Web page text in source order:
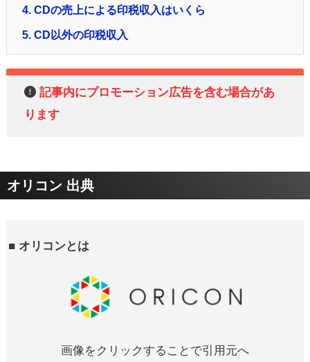
4. CDの売上による印税収入はいくら
5. CD以外の印税収入
記事内にプロモーション広告を含む場合があ
ります
オリコン 出典
■ オリコンとは
画像をクリックすることで引用元へ